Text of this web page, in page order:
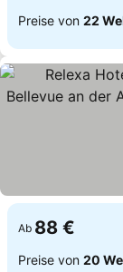
Preise von 22
Ab 88 €
Preise von 20